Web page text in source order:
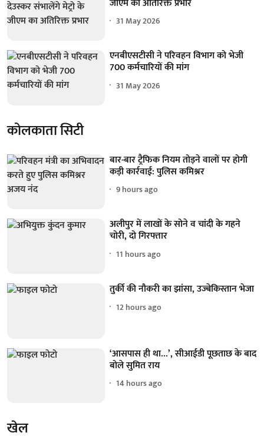
31 May 2026
एनबीएसटीसी ने परिवहन विभाग को भेजी
700 कर्मचारियों की मांग
31 May 2026
कोलकाता सिटी
बार-बार ट्रैफिक नियम तोड़ने वालों पर होगी
कड़ी कार्रवाई: पुलिस कमिश्नर
9 hours ago
अलीपुर में लाखों के सोने व चांदी के गहने
चोरी, दो गिरफ्तार
11 hours ago
तुर्की की नौकरी का झांसा, उज्बेकिस्तान भेजा
12 hours ago
‘आसपास ही था...’, सीआईडी पूछताछ के बाद
बोले सुमित राय
14 hours ago
खेल